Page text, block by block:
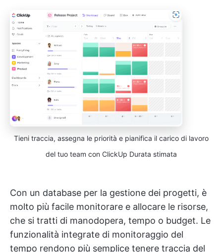
Tieni traccia, assegna le priorità e pianifica il carico di lavoro
del tuo team con ClickUp Durata stimata
Con un database per la gestione dei progetti, è
molto più facile monitorare e allocare le risorse,
che si tratti di manodopera, tempo o budget. Le
funzionalità integrate di monitoraggio del
tempo rendono più semplice tenere traccia del